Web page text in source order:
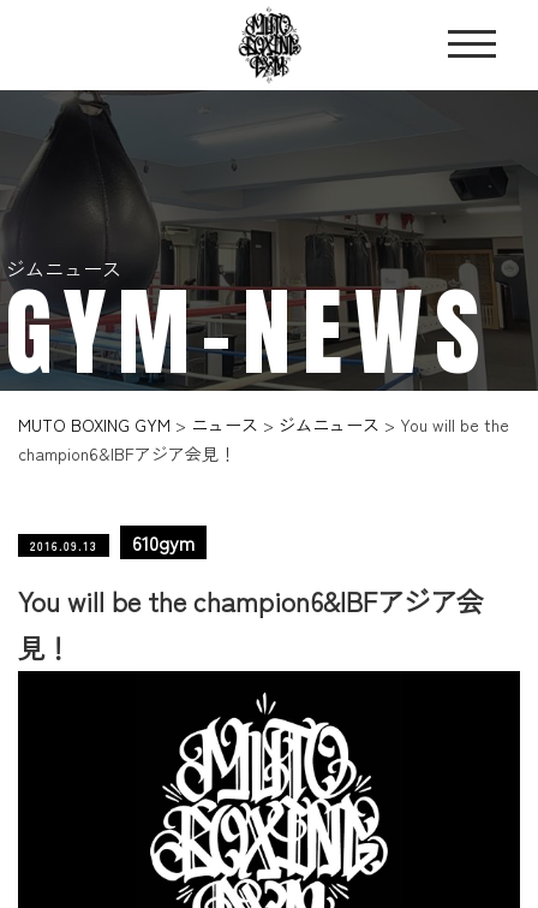
ジムニュース
GYM-NEWS
MUTO BOXING GYM > ニュース > ジムニュース > You will be the
champion6&IBFアジア会見！
2016.09.13 610gym
You will be the champion6&IBFアジア会
見！